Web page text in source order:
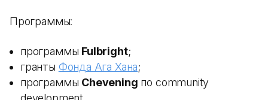
Программы:
программы Fulbright;
гранты Фонда Ага Хана;
программы Chevening по community